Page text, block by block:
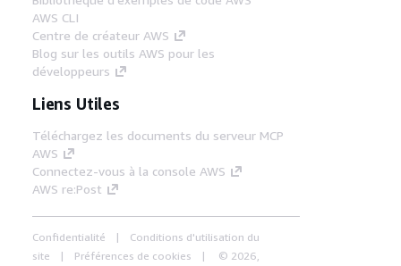
AWS CLI
Centre de créateur AWS
Blog sur les outils AWS pour les
développeurs
Liens Utiles
Téléchargez les documents du serveur MCP
AWS
Connectez-vous à la console AWS
AWS re:Post
Confidentialité
Conditions d'utilisation du
site
Préférences de cookies
© 2026,